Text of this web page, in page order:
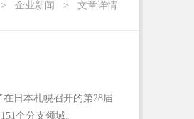
> 企业新闻 > 文章详情
日本札幌召开的第28届
个分支领域。